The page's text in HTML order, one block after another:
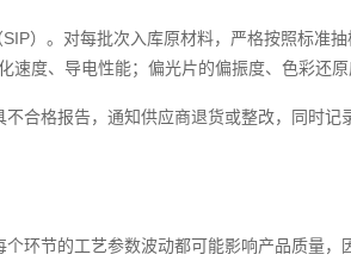
）。对每批次入库原材料，严格按照标准
度、导电性能；偏光片的偏振度、色彩还原
合格报告，通知供应商退货或整改，同时
节的工艺参数波动都可能影响产品质量，